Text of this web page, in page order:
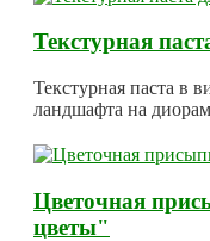
Текстурная
Текстурная паста в
ландшафта на
Цветочная
цветы"